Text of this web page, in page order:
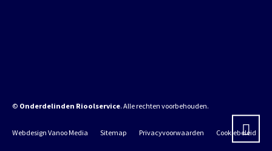
© Onderdelinden Rioolservice. Alle rechten voorbehouden.
Webdesign Vanoo Media Sitemap Privacyvoorwaarden Cookiebeleid